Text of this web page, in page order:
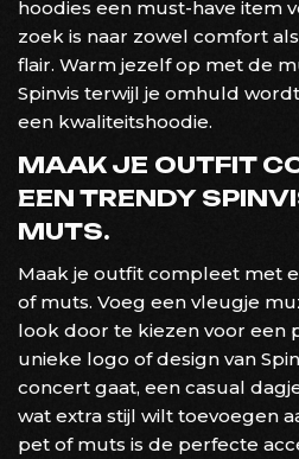
hoodies een must-have item
zoek is naar zowel comfort
flair. Warm jezelf op met de
Spinvis terwijl je omhuld
een kwaliteitshoodie.
MAAK JE OUTFIT
EEN TRENDY
MUTS.
Maak je outfit compleet met
of muts. Voeg een vleugje
look door te kiezen voor een
unieke logo of design van
concert gaat, een casual
wat extra stijl wilt toevoegen
pet of muts is de perfecte